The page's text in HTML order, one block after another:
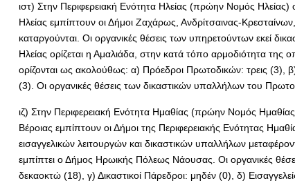
ιστ) Στην Περιφερειακή Ενότητα Ηλείας (πρώην Νομός Ηλείας)
Ηλείας εμπίπτουν οι Δήμοι Ζαχάρως, Ανδρίτσαινας-
καταργούνται. Οι οργανικές θέσεις των υπηρετούντων εκεί
Ηλείας ορίζεται η Αμαλιάδα, στην κατά τόπο αρμοδιότητα της
ορίζονται ως ακολούθως: α) Πρόεδροι Πρωτοδικών: τρεις (3),
(3). Οι οργανικές θέσεις των δικαστικών υπαλλήλων του
ιζ) Στην Περιφερειακή Ενότητα Ημαθίας (πρώην Νομός
Βέροιας εμπίπτουν οι Δήμοι της Περιφερειακής Ενότητας
εισαγγελικών λειτουργών και δικαστικών υπαλλήλων
εμπίπτει ο Δήμος Ηρωικής Πόλεως Νάουσας. Οι οργανικές
δεκαοκτώ (18), γ) Δικαστικοί Πάρεδροι: μηδέν (0), δ)